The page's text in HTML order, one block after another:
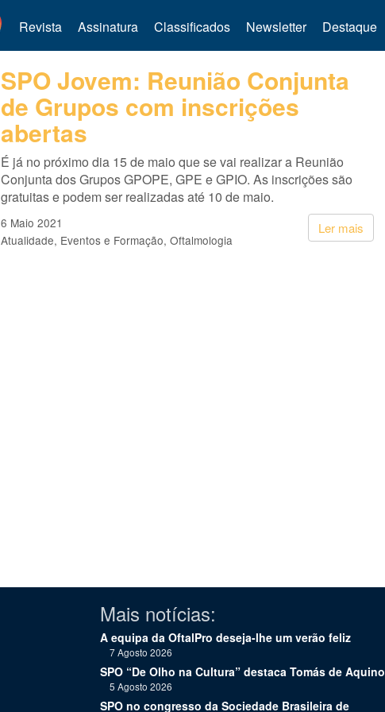
Revista Assinatura Classificados Newsletter Destaque
SPO Jovem: Reunião Conjunta
de Grupos com inscrições
abertas
É já no próximo dia 15 de maio que se vai realizar a Reunião
Conjunta dos Grupos GPOPE, GPE e GPIO. As inscrições são
gratuitas e podem ser realizadas até 10 de maio.
Ler mais
6 Maio 2021
Atualidade Eventos e Formação Oftalmologia
Mais notícias:
A equipa da OftalPro deseja-lhe um verão feliz
7 Agosto 2026
SPO “De Olho na Cultura” destaca Tomás de Aquino
5 Agosto 2026
SPO no congresso da Sociedade Brasileira de